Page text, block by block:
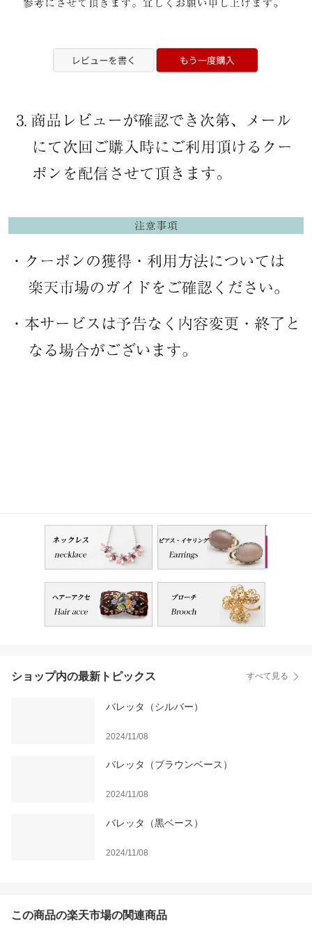
ショップ内の最新トピックス すべて見る
バレッタ（シルバー）
2024/11/08
バレッタ（ブラウンベース）
2024/11/08
バレッタ（黒ベース）
2024/11/08
この商品の楽天市場の関連商品